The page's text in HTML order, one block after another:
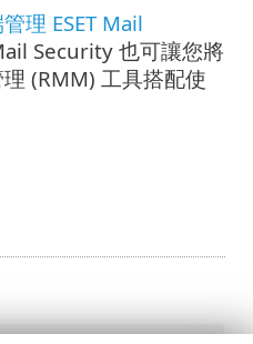
理 ESET Mail
Security 也可讓您將
(RMM) 工具搭配使